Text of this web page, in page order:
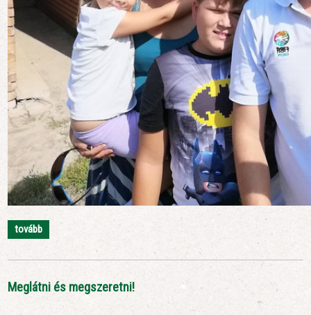
tovább
Meglátni és megszeretni!